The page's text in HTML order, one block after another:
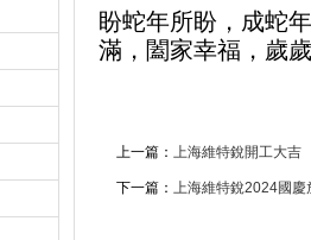
盼蛇年所盼，成蛇
滿，闔家幸福，歲
上一篇： 上海維特銳開工大吉
下一篇： 上海維特銳2024國